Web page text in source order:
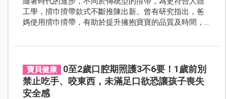
工學，揹巾揹帶款式不斷推陳出新。曾有研究指出，爸
媽使用揹巾揹帶，有助於提升擁抱寶寶的品質及時間，
寶貝健康
0至2歲口腔期照護3不6要！1歲前別
禁止吃手、咬東西，未滿足口欲恐讓孩子喪失
安全感